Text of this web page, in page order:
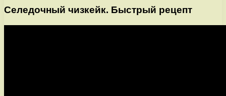
Селедочный чизкейк. Быстрый рецепт